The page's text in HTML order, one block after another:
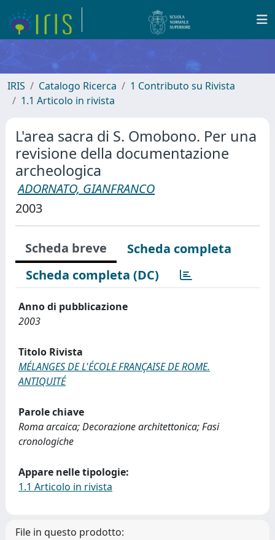
IRIS Catalogo Ricerca
1 Contributo su Rivista
1.1 Articolo in rivista
L'area sacra di S. Omobono. Per una
revisione della documentazione
archeologica
ADORNATO, GIANFRANCO
2003
Scheda breve
Scheda completa
Scheda completa (DC)
Anno di pubblicazione
2003
Titolo Rivista
MÉLANGES DE L'ÉCOLE FRANÇAISE DE ROME.
ANTIQUITÉ
Parole chiave
Roma arcaica; Decorazione architettonica; Fasi
cronologiche
Appare nelle tipologie:
1.1 Articolo in rivista
File in questo prodotto: